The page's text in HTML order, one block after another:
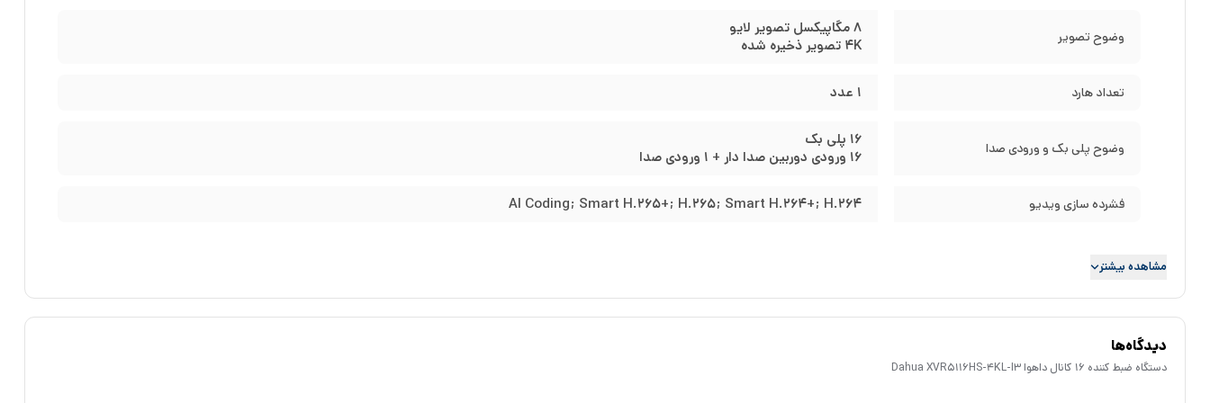
وضوح تصویر
8 مگاپیکسل تصویر لایو
4K تصویر ذخیره شده
تعداد هارد 1 عدد
وضوح پلی بک و ورودی صدا
16 پلی بک
16 ورودی دوربین صدا دار + 1 ورودی صدا
فشرده سازی ویدیو AI Coding; Smart H.265+; H.265; Smart H.264+; H.264
مشاهده بیشتر
دیدگاه‌ها
دستگاه ضبط کننده 16 کانال داهوا Dahua XVR5116HS-4KL-I3